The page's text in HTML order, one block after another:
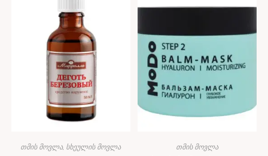
თმის მოვლა, სხეულის მოვლა თმის მოვლა